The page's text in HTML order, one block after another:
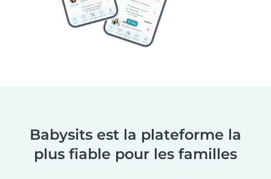
Babysits est la plateforme la
plus fiable pour les familles